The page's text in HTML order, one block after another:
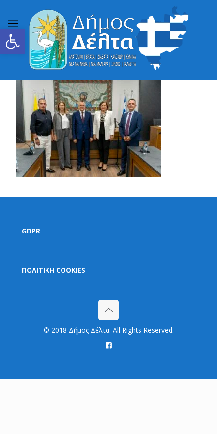
Ανοίξτε τη γραμμή εργαλείων
GDPR
ΠΟΛΙΤΙΚΗ COOKIES
© 2018 Δήμος Δέλτα. All Rights Reserved.